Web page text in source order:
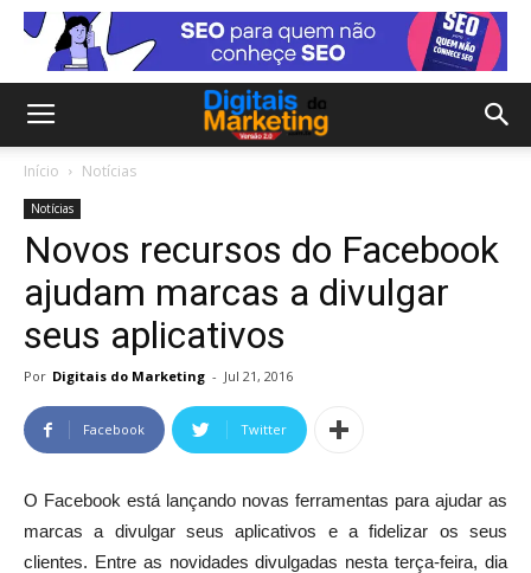
Início Notícias
Notícias
Novos recursos do Facebook
ajudam marcas a divulgar
seus aplicativos
Por Digitais do Marketing - Jul 21, 2016
Facebook Twitter
O Facebook está lançando novas ferramentas para ajudar as
marcas a divulgar seus aplicativos e a fidelizar os seus
clientes. Entre as novidades divulgadas nesta terça-feira, dia